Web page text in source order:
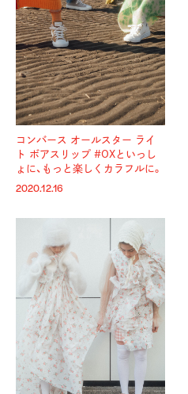
コンバース オールスター ライ
ト ボアスリップ #OXといっし
ょに、もっと楽しくカラフルに。
2020.12.16